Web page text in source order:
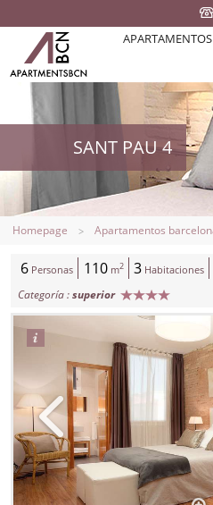
SANT PAU 4
Homepage Apartamentos
6 Personas 110m2 3Habitaciones
Categoría :superior